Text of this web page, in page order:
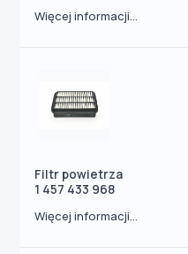
Więcej informacji...
Filtr powietrza
1 457 433 968
Więcej informacji...